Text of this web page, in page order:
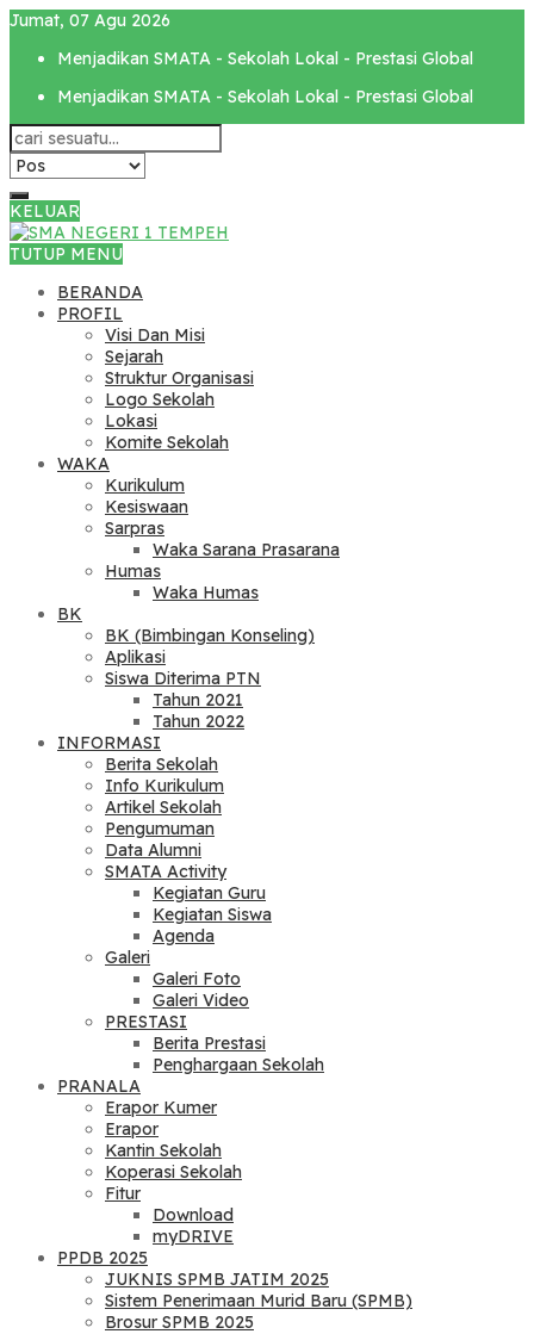
Jumat, 07 Agu 2026
Menjadikan SMATA - Sekolah Lokal - Prestasi Global
Menjadikan SMATA - Sekolah Lokal - Prestasi Global
KELUAR
TUTUP MENU
BERANDA
PROFIL
Visi Dan Misi
Sejarah
Struktur Organisasi
Logo Sekolah
Lokasi
Komite Sekolah
WAKA
Kurikulum
Kesiswaan
Sarpras
Waka Sarana Prasarana
Humas
Waka Humas
BK
BK (Bimbingan Konseling)
Aplikasi
Siswa Diterima PTN
Tahun 2021
Tahun 2022
INFORMASI
Berita Sekolah
Info Kurikulum
Artikel Sekolah
Pengumuman
Data Alumni
SMATA Activity
Kegiatan Guru
Kegiatan Siswa
Agenda
Galeri
Galeri Foto
Galeri Video
PRESTASI
Berita Prestasi
Penghargaan Sekolah
PRANALA
Erapor Kumer
Erapor
Kantin Sekolah
Koperasi Sekolah
Fitur
Download
myDRIVE
PPDB 2025
JUKNIS SPMB JATIM 2025
Sistem Penerimaan Murid Baru (SPMB)
Brosur SPMB 2025